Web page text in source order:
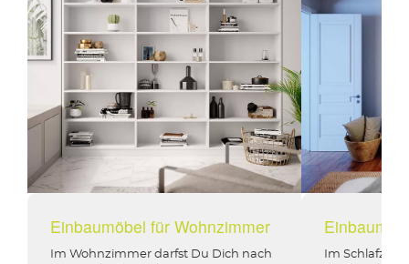
Einbaumöbel für Wohnzimmer
Im Wohnzimmer darfst Du Dich nach
Im